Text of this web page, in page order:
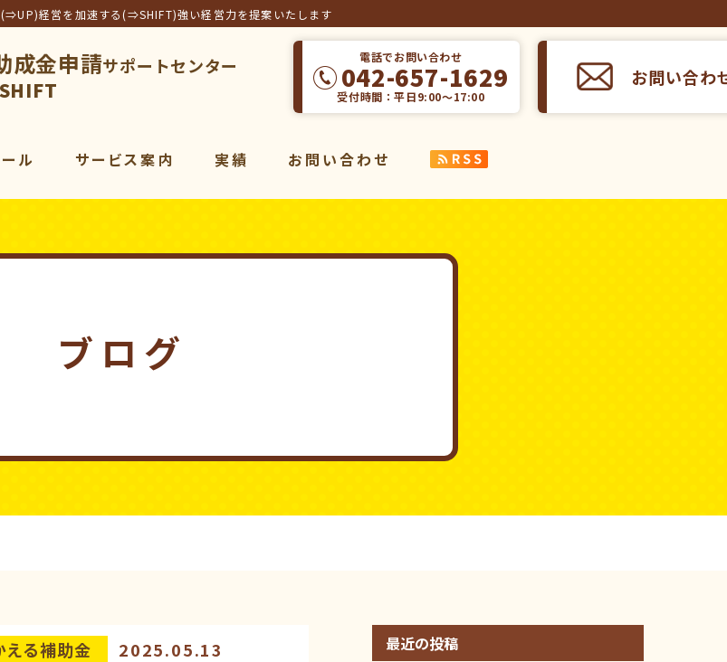
経営を加速する(⇒SHIFT)強い経営力を提案いたします
会社
成金申請サポートセンター 電話でお問い合わせ
042-657-1629
受付時間：平日9:00～17:00
お問い合わ
ル
サービス案内
サービス一覧
マーケティング
パワーシニア
実績 お問い合わせ
ブログ
る補助金 2025.05.13 最近の投稿